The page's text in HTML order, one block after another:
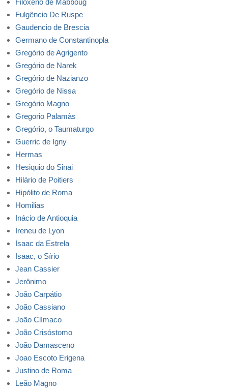
Filoxeno de Mabboug
Fulgêncio De Ruspe
Gaudencio de Brescia
Germano de Constantinopla
Gregório de Agrigento
Gregório de Narek
Gregório de Nazianzo
Gregório de Nissa
Gregório Magno
Gregorio Palamàs
Gregório, o Taumaturgo
Guerric de Igny
Hermas
Hesiquio do Sinai
Hilário de Poitiers
Hipólito de Roma
Homilias
Inácio de Antioquia
Ireneu de Lyon
Isaac da Estrela
Isaac, o Sírio
Jean Cassier
Jerônimo
João Carpátio
João Cassiano
João Clímaco
João Crisóstomo
João Damasceno
Joao Escoto Erigena
Justino de Roma
Leão Magno